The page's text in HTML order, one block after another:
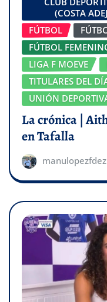
(COSTA
FÚTBOL
FÚTBOL
LIGA F MOEVE
TITULARES DEL
UNIÓN
La crónica |
en Tafalla
manulopezfdez